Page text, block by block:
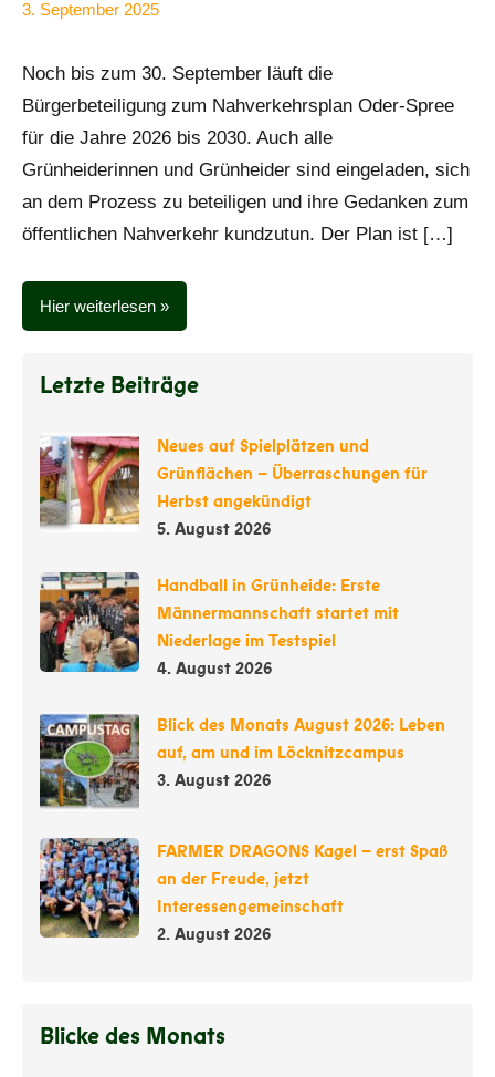
3. September 2025
Noch bis zum 30. September läuft die
Bürgerbeteiligung zum Nahverkehrsplan Oder-Spree
für die Jahre 2026 bis 2030. Auch alle
Grünheiderinnen und Grünheider sind eingeladen, sich
an dem Prozess zu beteiligen und ihre Gedanken zum
öffentlichen Nahverkehr kundzutun. Der Plan ist […]
Hier weiterlesen
Letzte Beiträge
Neues auf Spielplätzen und
Grünflächen – Überraschungen für
Herbst angekündigt
5. August 2026
Handball in Grünheide: Erste
Männermannschaft startet mit
Niederlage im Testspiel
4. August 2026
Blick des Monats August 2026: Leben
auf, am und im Löcknitzcampus
3. August 2026
FARMER DRAGONS Kagel – erst Spaß
an der Freude, jetzt
Interessengemeinschaft
2. August 2026
Blicke des Monats